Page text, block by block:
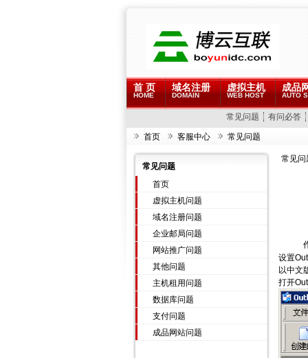
首 页
HOME
域名注册
DOMAIN
虚拟主机
WEB HOST
成品
AUTO
常见问题 有问必答
首页 客服中心 常见问题
常见问题
首页
虚拟主机问题
域名注册问题
企业邮局问题
网站推广问题
其他问题
主机租用问题
数据库问题
支付问题
成品网站问题
常见问
设置
以中文
打开